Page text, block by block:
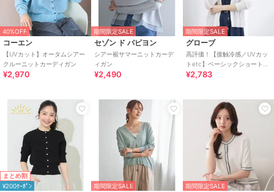
40%OFF
コーエン
【UVカット】オータムシアー
クルーニットカーディガン
¥2,970
期間限定SALE
セゾン ド パピヨン
シアー裾サマーニットカーデ
ィガン
¥2,490
期間限定SALE
グローブ
高評価！【接触冷感／UVカッ
トetc】ベーシックショートカ
ーディガン
¥2,783
まとめ割
¥200ｸｰﾎﾟﾝ 期間限定SALE 期間限定SALE